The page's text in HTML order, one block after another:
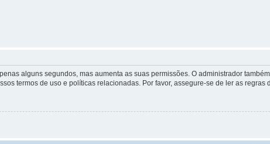
alguns segundos, mas aumenta as suas permissões. O administrador
termos de uso e políticas relacionadas. Por favor, assegure-se de ler as regras